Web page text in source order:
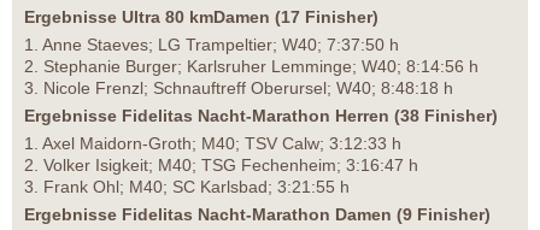
Ergebnisse Ultra 80 kmDamen (17 Finisher)
1. Anne Staeves; LG Trampeltier; W40; 7:37:50 h
2. Stephanie Burger; Karlsruher Lemminge; W40; 8:14:56 h
3. Nicole Frenzl; Schnauftreff Oberursel; W40; 8:48:18 h
Ergebnisse Fidelitas Nacht-Marathon Herren (38 Finisher)
1. Axel Maidorn-Groth; M40; TSV Calw; 3:12:33 h
2. Volker Isigkeit; M40; TSG Fechenheim; 3:16:47 h
3. Frank Ohl; M40; SC Karlsbad; 3:21:55 h
Ergebnisse Fidelitas Nacht-Marathon Damen (9 Finisher)